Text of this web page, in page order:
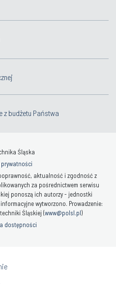
z budżetu Państwa
Śląska
aktualność i zgodność z
za pośrednictwem serwisu
ponoszą ich autorzy - jednostki
wytworzono. Prowadzenie:
Śląskiej (www@polsl.pl)
dostępności